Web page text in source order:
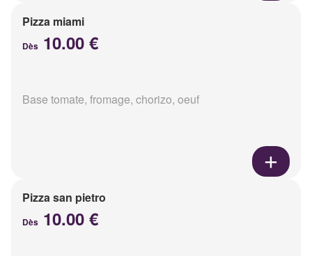
Pizza miami
Dès 10.00 €
Base tomate, fromage, chorizo, oeuf
Pizza san pietro
Dès 10.00 €